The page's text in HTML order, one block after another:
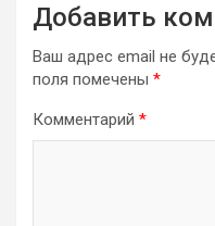
Добавить
Ваш адрес email не
поля помечены *
Комментарий *